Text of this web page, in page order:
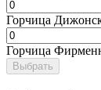
Горчица
Горчица
Выбрать